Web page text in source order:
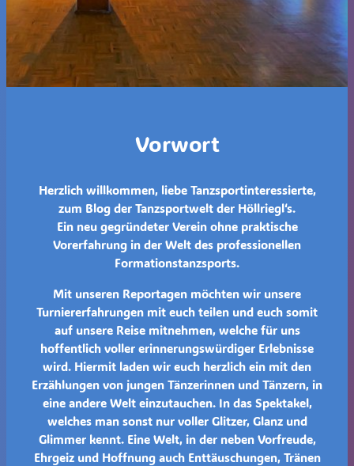
Vorwort
Herzlich willkommen, liebe Tanzsportinteressierte,
zum Blog der Tanzsportwelt der Höllriegl‘s.
Ein neu gegründeter Verein ohne praktische
Vorerfahrung in der Welt des professionellen
Formationstanzsports.
Mit unseren Reportagen möchten wir unsere
Turniererfahrungen mit euch teilen und euch somit
auf unsere Reise mitnehmen, welche für uns
hoffentlich voller erinnerungswürdiger Erlebnisse
wird. Hiermit laden wir euch herzlich ein mit den
Erzählungen von jungen Tänzerinnen und Tänzern, in
eine andere Welt einzutauchen. In das Spektakel,
welches man sonst nur voller Glitzer, Glanz und
Glimmer kennt. Eine Welt, in der neben Vorfreude,
Ehrgeiz und Hoffnung auch Enttäuschungen, Tränen